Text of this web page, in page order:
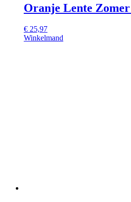
Oranje Lente
€ 25,97
Winkelmand